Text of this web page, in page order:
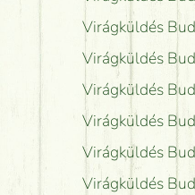
Virágküldés
Virágküldés
Virágküldés
Virágküldés
Virágküldés
Virágküldés